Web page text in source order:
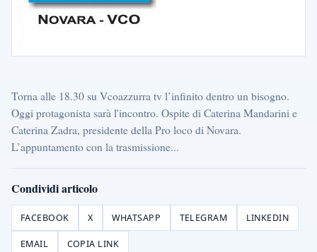
Torna alle 18.30 su Vcoazzurra tv l’infinito dentro un bisogno.
Oggi protagonista sarà l'incontro. Ospite di Caterina Mandarini e
Caterina Zadra, presidente della Pro loco di Novara.
L’appuntamento con la trasmissione...
Condividi articolo
FACEBOOK X WHATSAPP TELEGRAM LINKEDIN
EMAIL COPIA LINK